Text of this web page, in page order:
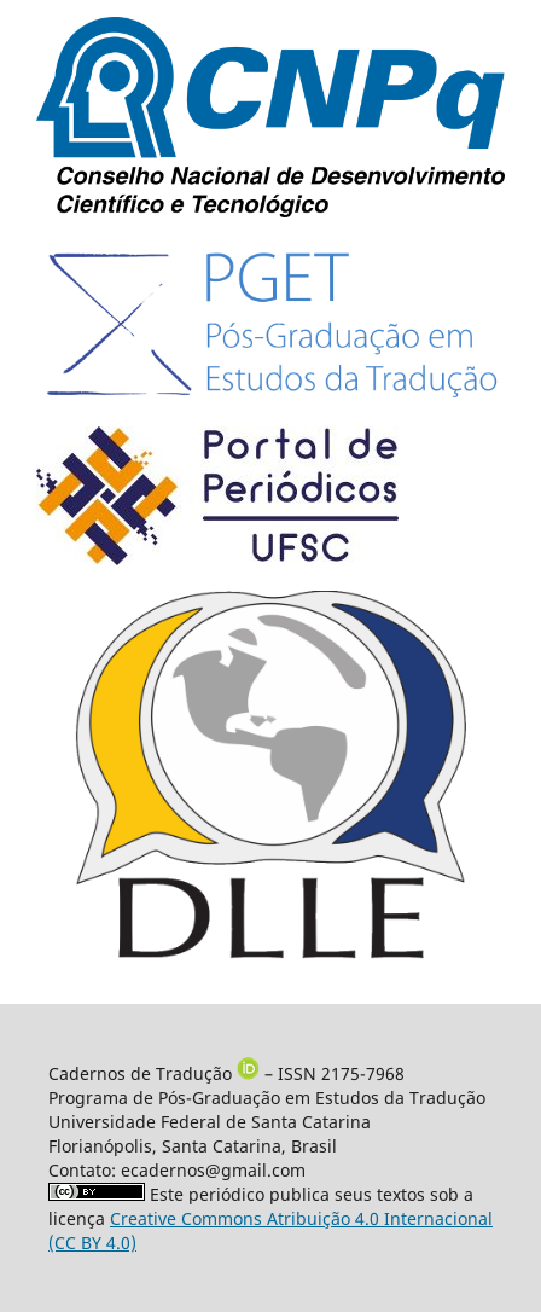
Cadernos de Tradução
– ISSN 2175-7968
Programa de Pós-Graduação em Estudos da Tradução
Universidade Federal de Santa Catarina
Florianópolis, Santa Catarina, Brasil
Contato: ecadernos@gmail.com
Este periódico publica seus textos sob a
licença Creative Commons Atribuição 4.0 Internacional
(CC BY 4.0)